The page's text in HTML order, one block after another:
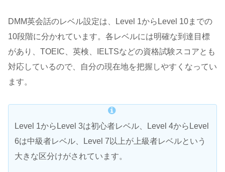
DMM英会話のレベル設定は、Level 1からLevel 10までの
10段階に分かれています。各レベルには明確な到達目標
があり、TOEIC、英検、IELTSなどの資格試験スコアとも
対応しているので、自分の現在地を把握しやすくなってい
ます。
Level 1からLevel 3は初心者レベル、Level 4からLevel
6は中級者レベル、Level 7以上が上級者レベルという
大きな区分けがされています。